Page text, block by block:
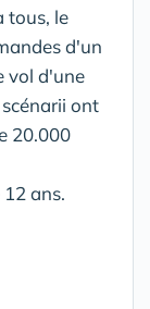
tous, le
d'un
vol d'une
ont
20.000
ans.